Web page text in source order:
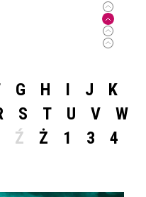
G H I J
K
S T U V
W
Ź Ż 1 3
4